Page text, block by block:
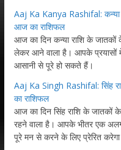
Aaj Ka Kanya Rashifal: कन्या
आज का राशिफल
आज का दिन कन्या राशि के जातकों
लेकर आने वाला है। आपके प्रयासों
आसानी से पूरे हो सकते हैं।
Aaj Ka Singh Rashifal: सिंह
का राशिफल
आज का दिन सिंह राशि के जातकों
रहने वाला है। आपके भीतर एक अलग
पूरे मन से करने के लिए प्रेरित